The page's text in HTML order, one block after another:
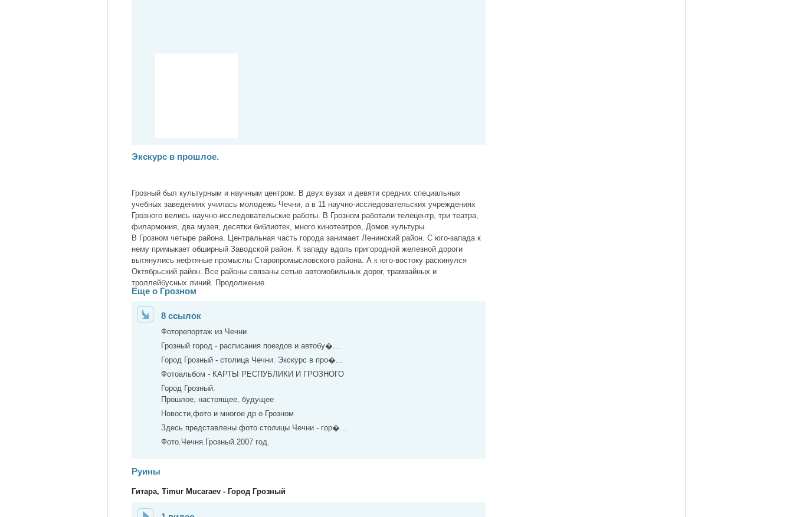
Экскурс в прошлое.
Грозный был культурным и научным центром. В двух вузах и девяти средних специальных
учебных заведениях училась молодежь Чечни, а в 11 научно-исследовательских учреждениях
Грозного велись научно-исследовательские работы. В Грозном работали телецентр, три театра,
филармония, два музея, десятки библиотек, много кинотеатров, Домов культуры.
В Грозном четыре района. Центральная часть города занимает Ленинский район. С юго-запада к
нему примыкает обширный Заводской район. К западу вдоль пригородной железной дороги
вытянулись нефтяные промыслы Старопромысловского района. А к юго-востоку раскинулся
Октябрьский район. Все районы связаны сетью автомобильных дорог, трамвайных и
троллейбусных линий. Продолжение
Еще о Грозном
8 ссылок
Фоторепортаж из Чечни
Грозный город - расписания поездов и автобу�...
Город Грозный - столица Чечни. Экскурс в про�...
Фотоальбом - КАРТЫ РЕСПУБЛИКИ И ГРОЗНОГО
Город Грозный.
Прошлое, настоящее, будущее
Новости,фото и многое др о Грозном
Здесь представлены фото столицы Чечни - гор�...
Фото.Чечня.Грозный.2007 год.
Руины
Гитара, Timur Mucaraev - Город Грозный